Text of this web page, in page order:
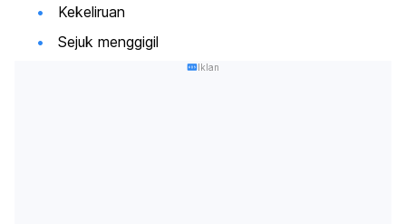
Kekeliruan
Sejuk menggigil
Iklan